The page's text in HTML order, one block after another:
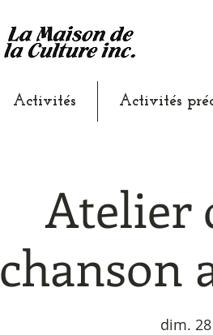
Activités Activités
Atelier
chanson
dim.